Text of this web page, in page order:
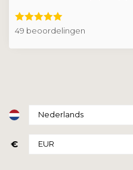
49 beoordelingen
€